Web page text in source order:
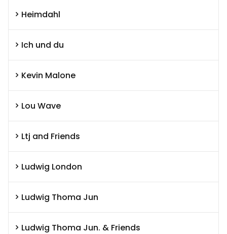
Heimdahl
Ich und du
Kevin Malone
Lou Wave
Ltj and Friends
Ludwig London
Ludwig Thoma Jun
Ludwig Thoma Jun. & Friends